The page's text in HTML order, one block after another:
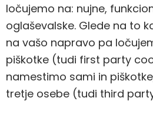
ločujemo na: nujne,
oglaševalske. Glede na to
na vašo napravo pa
piškotke (tudi first party
namestimo sami in
tretje osebe (tudi third